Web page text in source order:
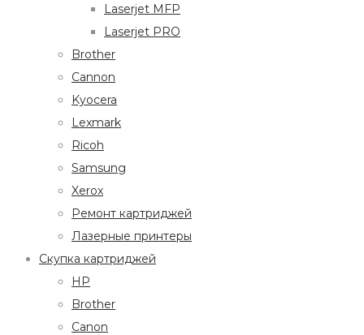
Laserjet MFP
Laserjet PRO
Brother
Cannon
Kyocera
Lexmark
Ricoh
Samsung
Xerox
Ремонт картриджей
Лазерные принтеры
Скупка картриджей
HP
Brother
Canon